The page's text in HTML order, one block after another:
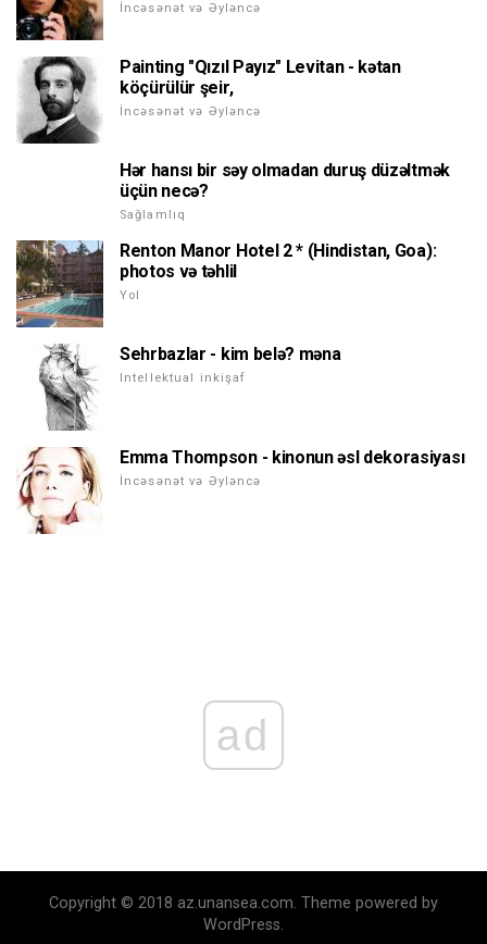
İncəsənət və Əyləncə
Painting "Qızıl Payız" Levitan - kətan
köçürülür şeir,
İncəsənət və Əyləncə
Hər hansı bir səy olmadan duruş düzəltmək
üçün necə?
Sağlamlıq
Renton Manor Hotel 2 * (Hindistan, Goa):
photos və təhlil
Yol
Sehrbazlar - kim belə? məna
Intellektual inkişaf
Emma Thompson - kinonun əsl dekorasiyası
İncəsənət və Əyləncə
ad
Copyright © 2018 az.unansea.com. Theme powered by
WordPress.